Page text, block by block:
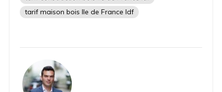
tarif maison bois Ile de France Idf